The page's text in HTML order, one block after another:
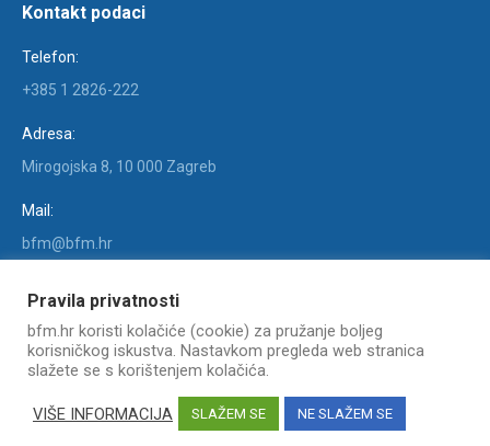
Kontakt podaci
Telefon:
+385 1 2826-222
Adresa:
Mirogojska 8, 10 000 Zagreb
Mail:
bfm@bfm.hr
Facebook
page
opens
new
X
page
opens
new
YouTube
page
opens
new
Linkedin
page
opens
new
Instagram
page
opens
new
MIHALJEVIĆ" - Web izrada: Marketing strategije
Pravila privatnosti
bfm.hr koristi kolačiće (cookie) za pružanje boljeg
korisničkog iskustva. Nastavkom pregleda web stranica
slažete se s korištenjem kolačića.
VIŠE INFORMACIJA SLAŽEM SE NE SLAŽEM SE